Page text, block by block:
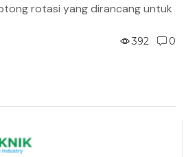
rotasi yang dirancang untuk
392 0